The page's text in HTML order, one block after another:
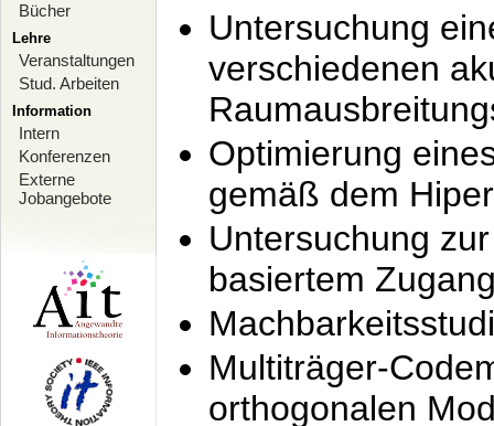
Bücher
Lehre
Veranstaltungen
Stud. Arbeiten
Information
Intern
Konferenzen
Externe
Jobangebote
Untersuchung
verschiedenen
Optimierung
gemäß dem
Untersuchung
basiertem
Multiträger-
orthogonalen